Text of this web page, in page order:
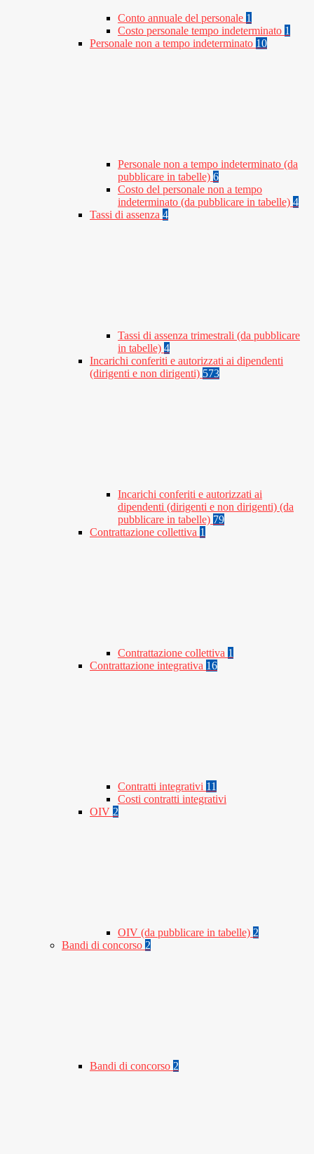
Conto annuale del personale 1
Costo personale tempo indeterminato 1
Personale non a tempo indeterminato 10
Personale non a tempo indeterminato (da
pubblicare in tabelle) 6
Costo del personale non a tempo
indeterminato (da pubblicare in tabelle) 4
Tassi di assenza 4
Tassi di assenza trimestrali (da pubblicare
in tabelle) 4
Incarichi conferiti e autorizzati ai dipendenti
(dirigenti e non dirigenti) 573
Incarichi conferiti e autorizzati ai
dipendenti (dirigenti e non dirigenti) (da
pubblicare in tabelle) 79
Contrattazione collettiva 1
Contrattazione collettiva 1
Contrattazione integrativa 16
Contratti integrativi 11
Costi contratti integrativi
OIV 2
OIV (da pubblicare in tabelle) 2
Bandi di concorso 2
Bandi di concorso 2